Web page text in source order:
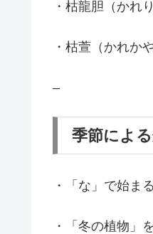
・枯龍胆（かれ
・枯萱（かれか
–
季節によ
・「な」で始ま
・「冬の植物」